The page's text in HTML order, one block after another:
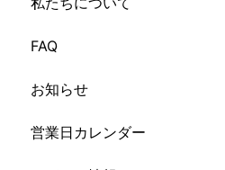
FAQ
お知らせ
営業日カレンダー